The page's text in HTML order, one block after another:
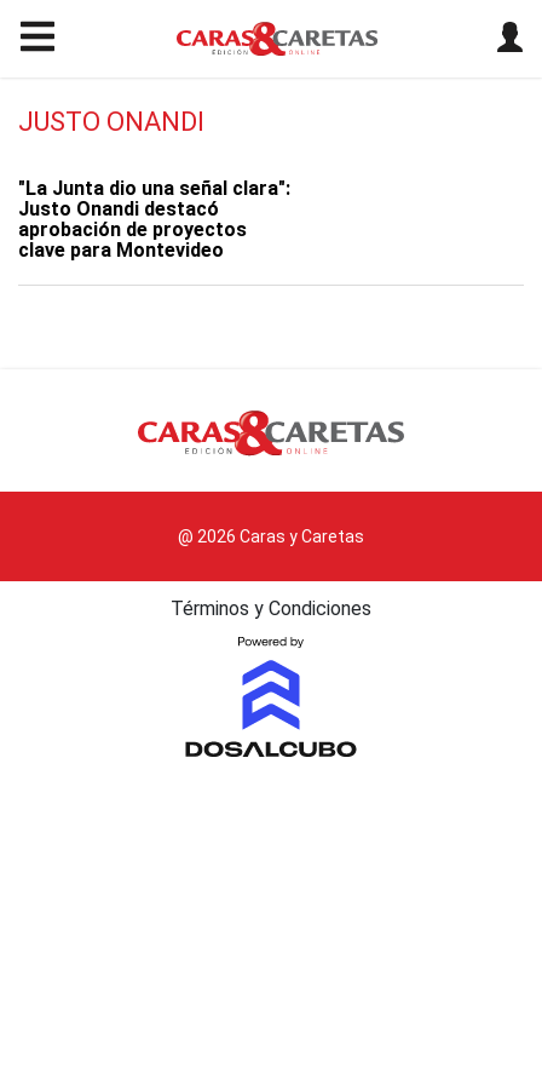
JUSTO ONANDI
"La Junta dio una señal clara":
Justo Onandi destacó
aprobación de proyectos
clave para Montevideo
@ 2026 Caras y Caretas
Términos y Condiciones